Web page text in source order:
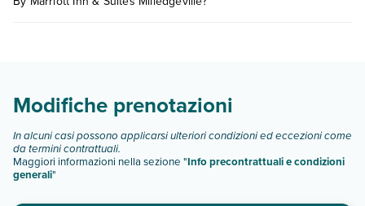
dell'hotel, ecc). Per consultare i prezzi, compila il motore di
Modifiche prenotazioni
In alcuni casi possono applicarsi ulteriori condizioni ed eccezioni come
da termini contrattuali.
Maggiori informazioni nella sezione "Info precontrattuali e condizioni
generali"